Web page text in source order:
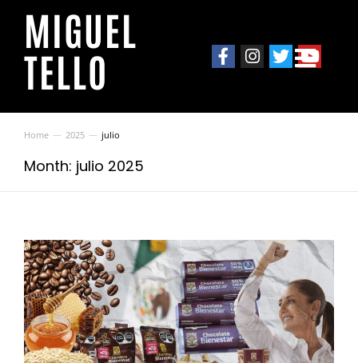
MIGUEL
TELLO
You are here:
Home 2025 julio
Month: julio 2025